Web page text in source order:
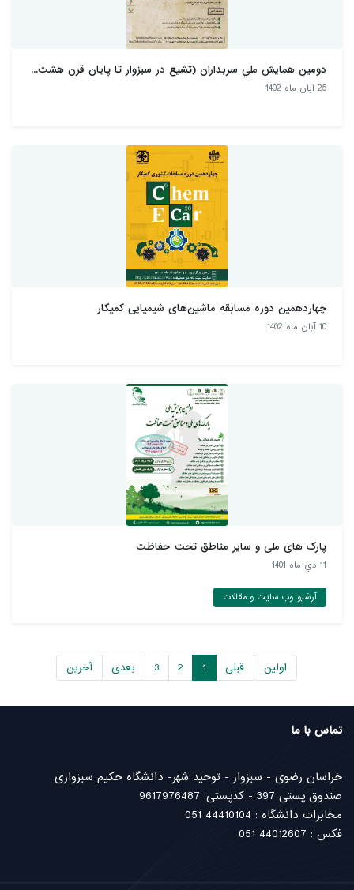
دومين همايش ملي سربداران (تشيع در سبزوار تا پايان قرن هشت...
25 آبان ماه 1402
چهاردهمین دوره مسابقه ماشین‌های شیمیایی کمیکار
10 آبان ماه 1402
پارک های ملی و سایر مناطق تحت حفاظت
11 دي ماه 1401
آرشیو وب سایت و مقالات
اولین قبلی 1
2
3 بعدی آخرین
تماس با ما
خراسان رضوی - سبزوار - توحید شهر- دانشگاه حکیم سبزواری
صندوق پستی 397 - کدپستی: 9617976487
مخابرات دانشگاه : 44410104 051
فکس : 44012607 051